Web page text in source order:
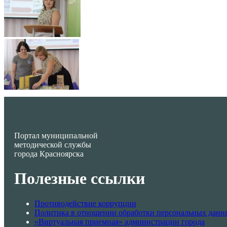
Портал муниципальной
методической службы
города Красноярска
Полезные ссылки
Противодействие коррупции
Политика в отношении обработки персональных
«Виртуальная приемная» администрации города